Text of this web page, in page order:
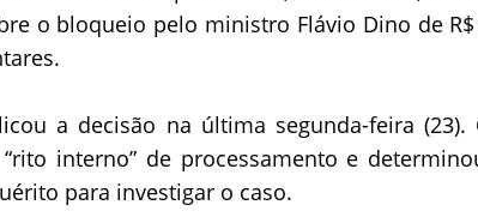
o bloqueio pelo ministro Flávio Dino de
a decisão na última segunda-feira (23).
interno” de processamento e
para investigar o caso.